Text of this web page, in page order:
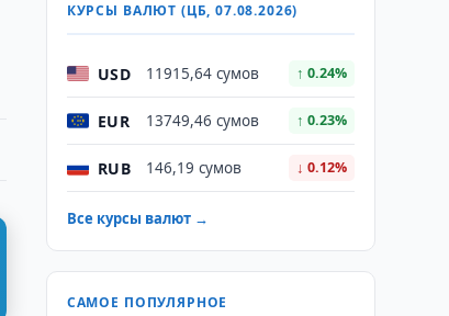
КУРСЫ ВАЛЮТ (ЦБ, 07.08.2026)
USD 11915,64 сумов ↑ 0.24%
EUR 13749,46 сумов ↑ 0.23%
RUB 146,19 сумов ↓ 0.12%
Все курсы валют →
САМОЕ ПОПУЛЯРНОЕ